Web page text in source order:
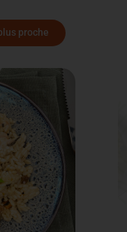
proche